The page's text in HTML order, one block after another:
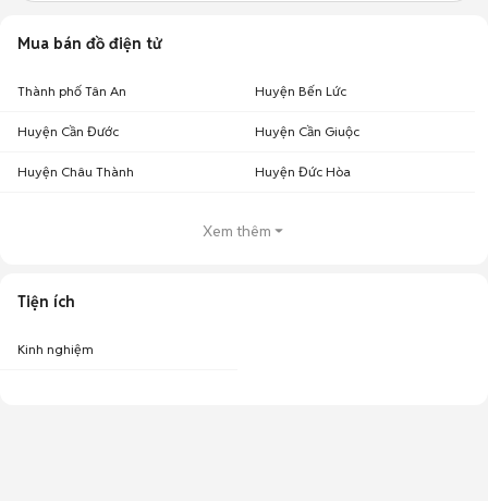
Mua bán đồ điện tử
Thành phố Tân An Huyện Bến Lức
Huyện Cần Đước Huyện Cần Giuộc
Huyện Châu Thành Huyện Đức Hòa
Xem thêm
Tiện ích
Kinh nghiệm